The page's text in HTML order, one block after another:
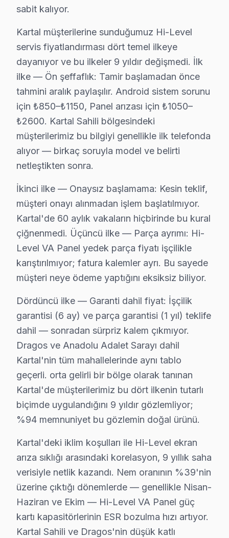
Kartal'de Hi-Level televizyon paneli tamirinde garanti
Kartal servisinde işçilik garantisi: Hi-Level tamiri 6 ay
Hi-Level parça garantisi: Kartal'de değiştirdiğimiz Hi-
Garanti belgesi: Her Kartal Hi-Level tamiri sonrası
Kartal servis sonrası erişim: "bu cihaz TV'min sesi
Kartal'da Hi-Level TV İçin Orijinal Parça
Kartal'da Hi-Level ekran tamirinde Kartal
Kartal parça stoğumuz:
• Kartal'de LCD, OLED ve QLED panel çeşitleri
• Kartal servisimizde LED bar ve backlight modülleri
• Kartal'de mainboard, power board, T-Con kartları
• Kartal servisimizde HDMI soket, IR alıcı, Wi-Fi modül
• Kartal'de her parçada 2 yıl değişim garantisi
• Kartal'de aynı gün tedarik imkânı (Kartal
Kartal'da Hi-Level orijinal parça ile yapılan tamir
Hi-Level TV Tamir Fiyatı – Kartal Servisinde
Kartal'de Hi-Level panel onarım maliyetini merak
Kartal arıza türüne göre tamir bedelleri (2025):
• Ses kartı/hoparlör tamiri: ₺300 – ₺700
• Güç kartı (power board) tamiri: ₺400 – ₺1.200
• LED backlight tamiri: ₺500 – ₺2.000
• Kapasitör değişimi (anakart): ₺250 – ₺600
• T-Con kartı değişimi: ₺350 – ₺900
• Panel (ekran) değişimi: ₺1.500 – ₺8.000 (boyut ve
• Yazılım güncelleme ve hata giderme: ₺200 – ₺500
Kartal'de fiyata dahil olanlar:
• Arıza tespiti (teşhis)
• İşçilik maliyeti
• 2 yıl garanti (parça + işçilik)
• Sigortalı taşıma (gerekirse)
sabit kalıyor.
Kartal müşterilerine sunduğumuz Hi-Level
servis fiyatlandırması dört temel ilkeye
dayanıyor ve bu ilkeler 9 yıldır değişmedi. İlk
ilke — Ön şeffaflık: Tamir başlamadan önce
tahmini aralık paylaşılır. Android sistem sorunu
için ₺850–₺1150, Panel arızası için ₺1050–
₺2600. Kartal Sahili bölgesindeki
müşterilerimiz bu bilgiyi genellikle ilk telefonda
alıyor — birkaç soruyla model ve belirti
netleştikten sonra.
İkinci ilke — Onaysız başlamama: Kesin teklif,
müşteri onayı alınmadan işlem başlatılmıyor.
Kartal'de 60 aylık vakaların hiçbirinde bu kural
çiğnenmedi. Üçüncü ilke — Parça ayrımı: Hi-
Level VA Panel yedek parça fiyatı işçilikle
karıştırılmıyor; fatura kalemler ayrı. Bu sayede
müşteri neye ödeme yaptığını eksiksiz biliyor.
Dördüncü ilke — Garanti dahil fiyat: İşçilik
garantisi (6 ay) ve parça garantisi (1 yıl) teklife
dahil — sonradan sürpriz kalem çıkmıyor.
Dragos ve Anadolu Adalet Sarayı dahil
Kartal'nin tüm mahallelerinde aynı tablo
geçerli. orta gelirli bir bölge olarak tanınan
Kartal'de müşterilerimiz bu dört ilkenin tutarlı
biçimde uygulandığını 9 yıldır gözlemliyor;
%94 memnuniyet bu gözlemin doğal ürünü.
Kartal'deki iklim koşulları ile Hi-Level ekran
arıza sıklığı arasındaki korelasyon, 9 yıllık saha
verisiyle netlik kazandı. Nem oranının %39'nin
üzerine çıktığı dönemlerde — genellikle Nisan-
Haziran ve Ekim — Hi-Level VA Panel güç
kartı kapasitörlerinin ESR bozulma hızı artıyor.
Kartal Sahili ve Dragos'nin düşük katlı